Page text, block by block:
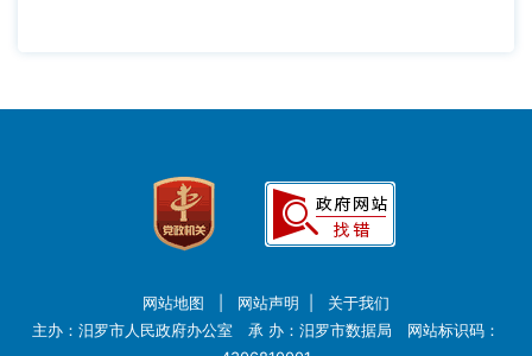
网站地图 网站声明
关于我们
主办：汨罗市人民政府办公室 承 办：汨罗市数据局 网站标识码：